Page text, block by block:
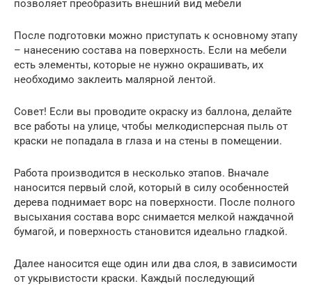
позволяет преобразить внешний вид мебели
После подготовки можно приступать к основному этапу
– нанесению состава на поверхность. Если на мебели
есть элементы, которые не нужно окрашивать, их
необходимо заклеить малярной лентой.
Совет! Если вы проводите окраску из баллона, делайте
все работы на улице, чтобы мелкодисперсная пыль от
краски не попадала в глаза и на стены в помещении.
Работа производится в несколько этапов. Вначале
наносится первый слой, который в силу особенностей
дерева поднимает ворс на поверхности. После полного
высыхания состава ворс снимается мелкой наждачной
бумагой, и поверхность становится идеально гладкой.
Далее наносится еще один или два слоя, в зависимости
от укрывистости краски. Каждый последующий